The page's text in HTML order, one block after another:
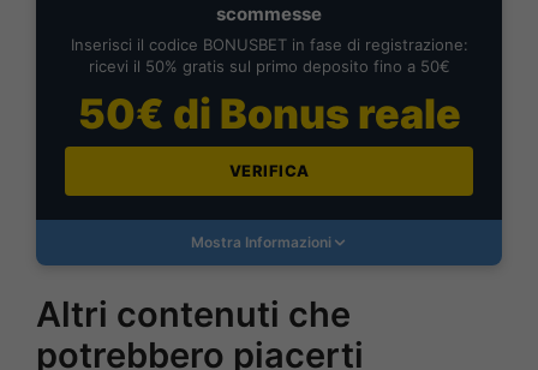
scommesse
Inserisci il codice BONUSBET in fase di registrazione:
ricevi il 50% gratis sul primo deposito fino a 50€
50€ di Bonus reale
VERIFICA
Mostra Informazioni
Altri contenuti che
potrebbero piacerti